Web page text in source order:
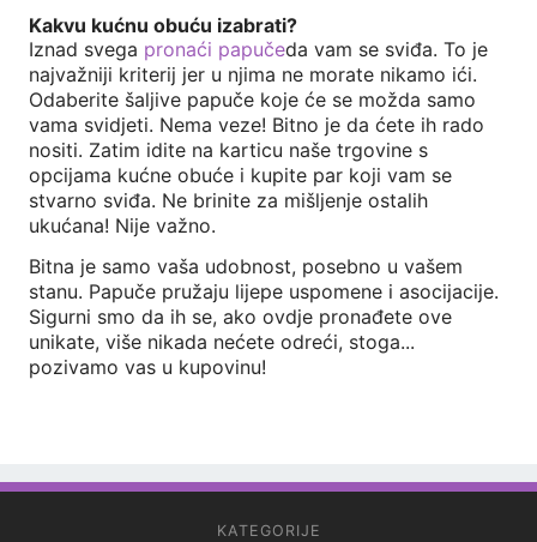
Kakvu kućnu obuću izabrati?
Iznad svega pronaći papučeda vam se sviđa. To je
najvažniji kriterij jer u njima ne morate nikamo ići.
Odaberite šaljive papuče koje će se možda samo
vama svidjeti. Nema veze! Bitno je da ćete ih rado
nositi. Zatim idite na karticu naše trgovine s
opcijama kućne obuće i kupite par koji vam se
stvarno sviđa. Ne brinite za mišljenje ostalih
ukućana! Nije važno.
Bitna je samo vaša udobnost, posebno u vašem
stanu. Papuče pružaju lijepe uspomene i asocijacije.
Sigurni smo da ih se, ako ovdje pronađete ove
unikate, više nikada nećete odreći, stoga...
pozivamo vas u kupovinu!
KATEGORIJE